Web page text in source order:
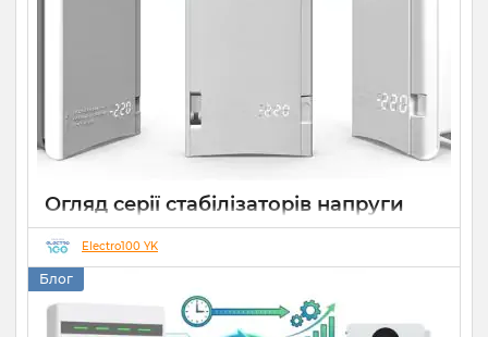
Огляд серії стабілізаторів напруги
Елекс АНТС: більше ніж просто
захист
22 07 2026
Electro100 YK
Блог